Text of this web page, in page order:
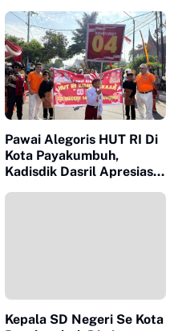
Bahasa
Pawai Alegoris HUT RI Di
Kota Payakumbuh,
Kadisdik Dasril Apresiasi
Kepala SD Negeri Se Kota